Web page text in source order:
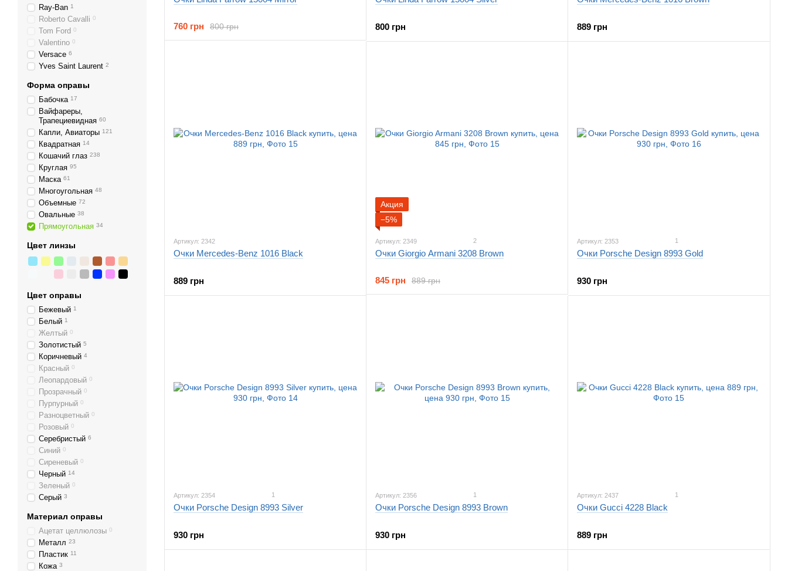
800 грн
760 грн 800 грн 889 грн
Артикул: 2342
Очки Mercedes-Benz 1016 Black
889 грн
Акция
−5%
Артикул: 2349 2
Очки Giorgio Armani 3208 Brown
889 грн
845 грн
Артикул: 2353 1
Очки Porsche Design 8993 Gold
930 грн
Артикул: 2354 1
Очки Porsche Design 8993 Silver
930 грн
Артикул: 2356 1
Очки Porsche Design 8993 Brown
930 грн
Артикул: 2437 1
Очки Gucci 4228 Black
889 грн
Ray-Ban 1
Roberto Cavalli 0
Tom Ford 0
Valentino 0
Versace 6
Yves Saint Laurent 2
Форма оправы
Бабочка 17
Вайфареры,
Трапециевидная 60
Капли, Авиаторы 121
Квадратная 14
Кошачий глаз 238
Круглая 95
Маска 61
Многоугольная 48
Объемные 72
Овальные 38
Прямоугольная 34
Цвет линзы
Цвет оправы
Бежевый 1
Белый 1
Желтый 0
Золотистый 5
Коричневый 4
Красный 0
Леопардовый 0
Прозрачный 0
Пурпурный 0
Разноцветный 0
Розовый 0
Серебристый 6
Синий 0
Сиреневый 0
Черный 14
Зеленый 0
Серый 3
Материал оправы
Ацетат целлюлозы 0
Металл 23
Пластик 11
Кожа 3